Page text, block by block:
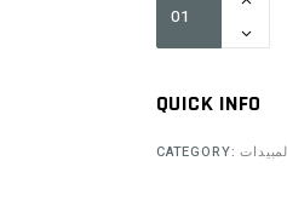
QUICK INFO
CATEGORY: